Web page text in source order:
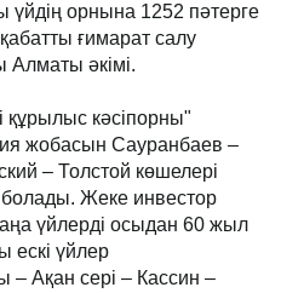
үйдің орнына 1252 пәтерге
ғимарат салу
Алматы әкімі.
құрылыс кәсіпорны"
жобасын Сауранбаев –
– Толстой көшелері
Жеке инвестор
үйлерді осыдан 60 жыл
ескі үйлер
Ақан сері – Кассин –